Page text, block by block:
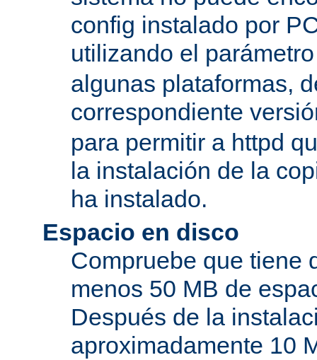
config instalado por
utilizando el parámetro
algunas plataformas,
correspondiente
para permitir a httpd
la instalación de la
ha instalado.
Espacio en disco
Compruebe que tiene
menos 50 MB de
Después de la
aproximadamente 10